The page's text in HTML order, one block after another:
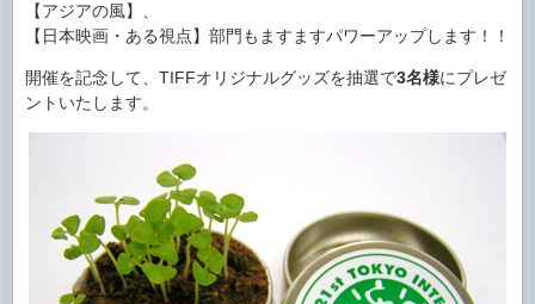
【アジアの風】、
【日本映画・ある視点】部門もますますパワーアップします！！
開催を記念して、TIFFオリジナルグッズを抽選で3名様にプレゼ
ントいたします。